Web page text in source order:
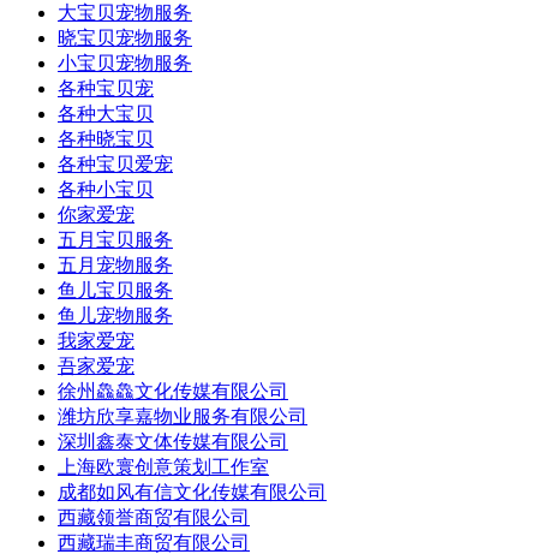
大宝贝宠物服务
晓宝贝宠物服务
小宝贝宠物服务
各种宝贝宠
各种大宝贝
各种晓宝贝
各种宝贝爱宠
各种小宝贝
你家爱宠
五月宝贝服务
五月宠物服务
鱼儿宝贝服务
鱼儿宠物服务
我家爱宠
吾家爱宠
徐州鱻鱻文化传媒有限公司
潍坊欣享嘉物业服务有限公司
深圳鑫泰文体传媒有限公司
上海欧寰创意策划工作室
成都如风有信文化传媒有限公司
西藏领誉商贸有限公司
西藏瑞丰商贸有限公司